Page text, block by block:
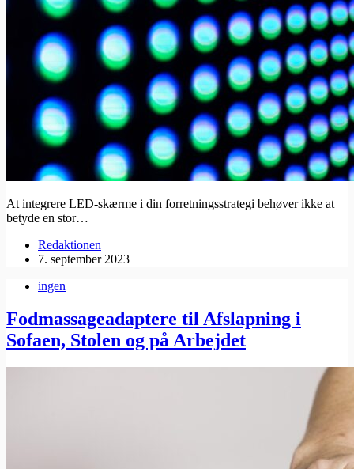
At integrere LED-skærme i din forretningsstrategi behøver ikke at
betyde en stor…
Redaktionen
7. september 2023
ingen
Fodmassageadaptere til Afslapning i
Sofaen, Stolen og på Arbejdet